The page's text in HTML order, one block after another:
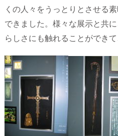
くの人々をうっとりとさせる
できました。様々な展示と共
らしさにも触れることができて